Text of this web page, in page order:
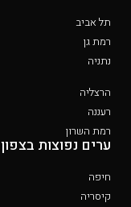
תל אביב
רמת גן
נתניה
הרצליה
רעננה
רמת השרון
ערים נפוצות בצפון
חיפה
קיסריה